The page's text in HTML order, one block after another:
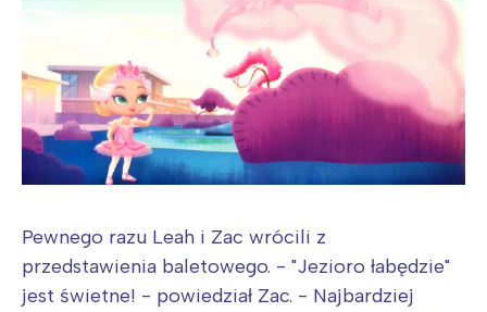
Pewnego razu Leah i Zac wrócili z
przedstawienia baletowego. - "Jezioro łabędzie"
jest świetne! - powiedział Zac. - Najbardziej